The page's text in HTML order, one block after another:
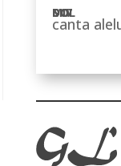
canta